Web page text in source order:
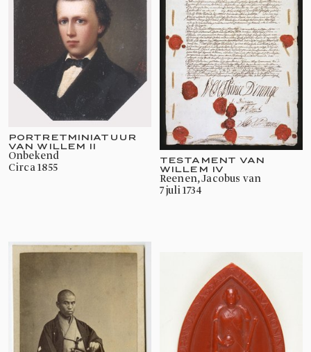
PORTRETMINIATUUR
VAN WILLEM II
onbekend
circa 1855
TESTAMENT VAN
WILLEM IV
Reenen, Jacobus van
7 juli 1734